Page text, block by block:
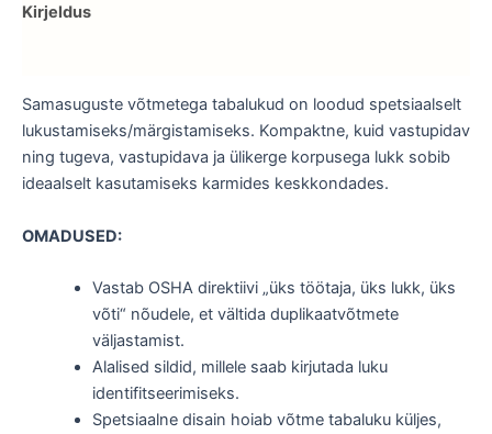
Kirjeldus
Samasuguste võtmetega tabalukud on loodud spetsiaalselt
lukustamiseks/märgistamiseks. Kompaktne, kuid vastupidav
ning tugeva, vastupidava ja ülikerge korpusega lukk sobib
ideaalselt kasutamiseks karmides keskkondades.
OMADUSED:
Vastab OSHA direktiivi „üks töötaja, üks lukk, üks
võti“ nõudele, et vältida duplikaatvõtmete
väljastamist.
Alalised sildid, millele saab kirjutada luku
identifitseerimiseks.
Spetsiaalne disain hoiab võtme tabaluku küljes,